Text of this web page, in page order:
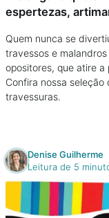
espertezas,
Quem nunca se
travessos e
opositores, que atire a
Confira nossa
travessuras.
Denise Guilherme
Leitura de 5